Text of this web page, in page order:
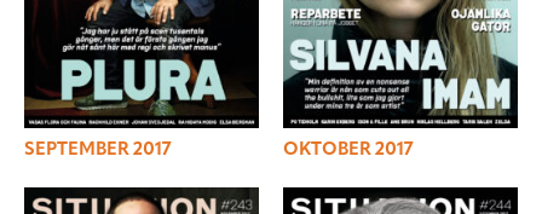
SEPTEMBER 2017 OKTOBER 2017